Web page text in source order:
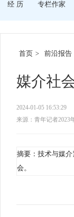
经 历 专栏作家
首页 > 前沿报告
媒介社
2024-01-05 16:53:29
来源：青年记者2023
摘要：技术与媒
会。